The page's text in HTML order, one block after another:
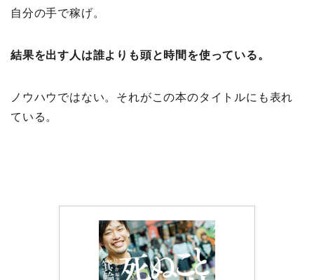
自分の手で稼げ。
結果を出す人は誰よりも頭と時間を使っている。
ノウハウではない。それがこの本のタイトルにも表れ
ている。